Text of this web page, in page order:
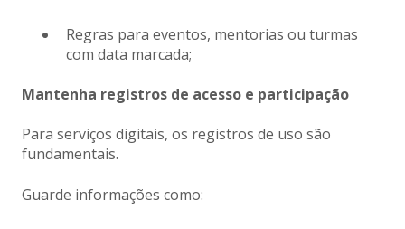
Regras para eventos, mentorias ou turmas
com data marcada;
Mantenha registros de acesso e participação
Para serviços digitais, os registros de uso são
fundamentais.
Guarde informações como: